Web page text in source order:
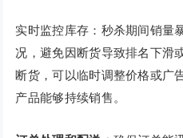
实时监控库存：秒杀期间销量
况，避免因断货导致排名下滑
断货，可以临时调整价格或广
产品能够持续销售。